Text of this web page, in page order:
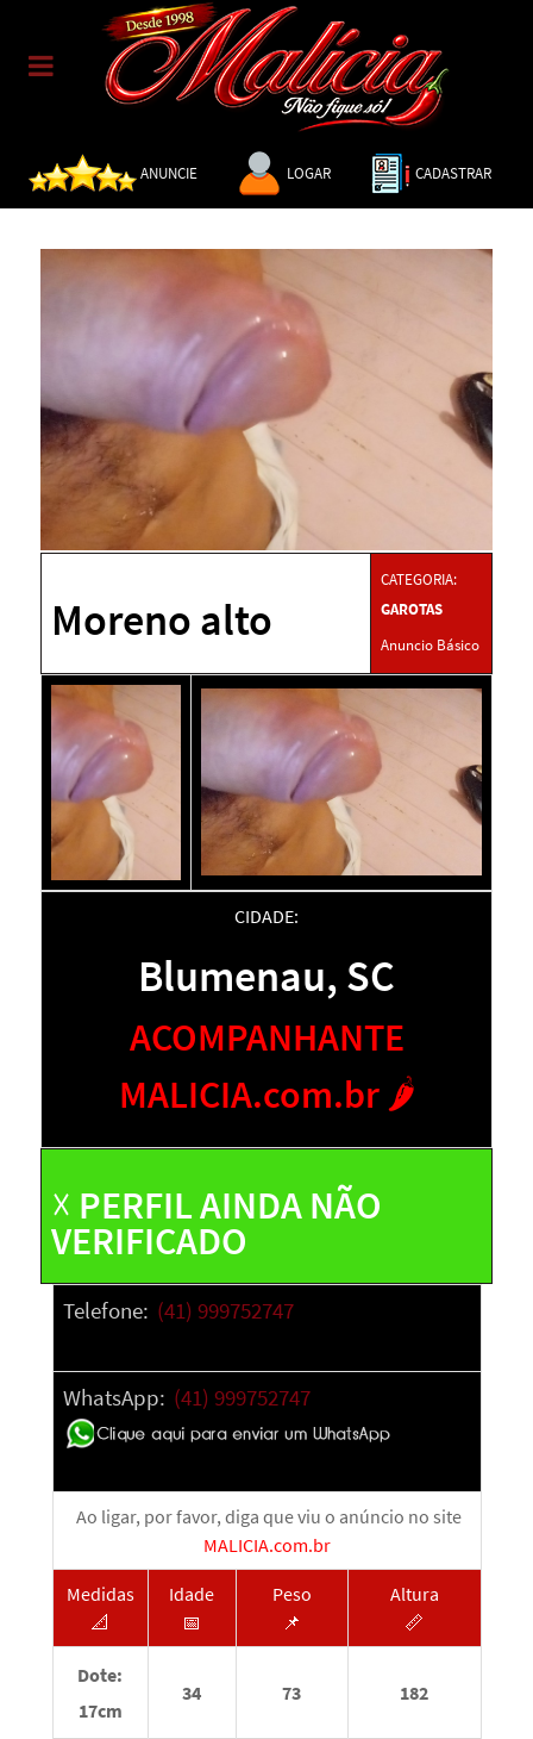
ANUNCIE LOGAR CADASTRAR
Moreno alto
CATEGORIA:
GAROTAS
Anuncio Básico
CIDADE:
Blumenau, SC
ACOMPANHANTE
MALICIA.com.br 🌶️
☓ PERFIL AINDA NÃO
VERIFICADO
Telefone: (41) 999752747
WhatsApp: (41) 999752747
Ao ligar, por favor, diga que viu o anúncio no site
MALICIA.com.br
Medidas
📐
Idade
📅
Peso
📌
Altura
📏
Dote:
17cm
34 73 182